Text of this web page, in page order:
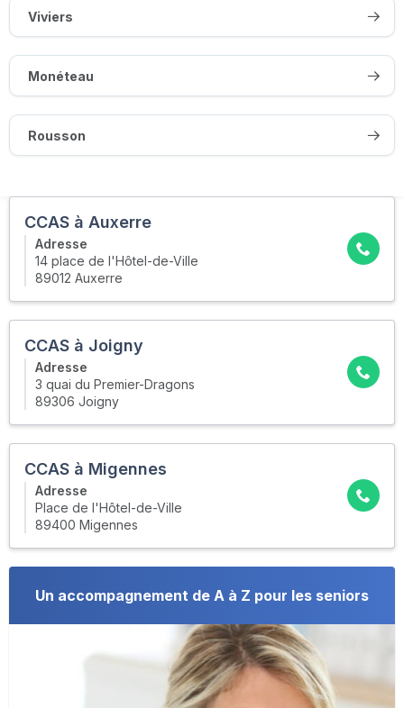
Viviers
Monéteau
Rousson
CCAS à Auxerre
Adresse
14 place de l'Hôtel-de-Ville
89012 Auxerre
CCAS à Joigny
Adresse
3 quai du Premier-Dragons
89306 Joigny
CCAS à Migennes
Adresse
Place de l'Hôtel-de-Ville
89400 Migennes
Un accompagnement de A à Z pour les seniors